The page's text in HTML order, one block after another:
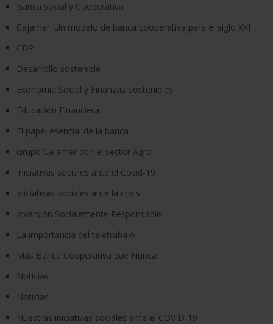
Banca social y Cooperativa
Cajamar. Un modelo de banca cooperativa para el siglo XXI
CDP
Desarrollo sostenible
Economía Social y Finanzas Sostenibles
Educación Financiera
El papel esencial de la banca
Grupo Cajamar con el sector Agro
Iniciativas sociales ante el Covid-19
Iniciativas sociales ante la crisis
Inversión Socialemente Responsable
La importancia del teletrabajo
Más Banca Cooperativa que Nunca
Noticias
Noticias
Nuestras iniciativas sociales ante el COVID-19